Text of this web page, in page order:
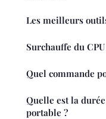
Les meilleurs
Surchauffe du
Quel commande
Quelle est la
portable ?